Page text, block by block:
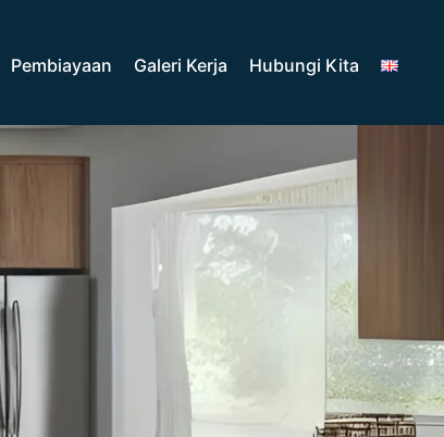
Pembiayaan Galeri Kerja Hubungi Kita